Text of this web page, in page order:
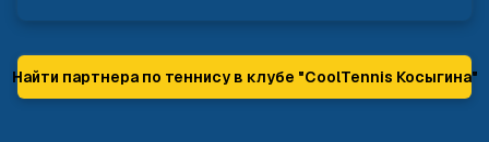
Найти партнера по теннису в клубе "CoolTennis Косыгина"